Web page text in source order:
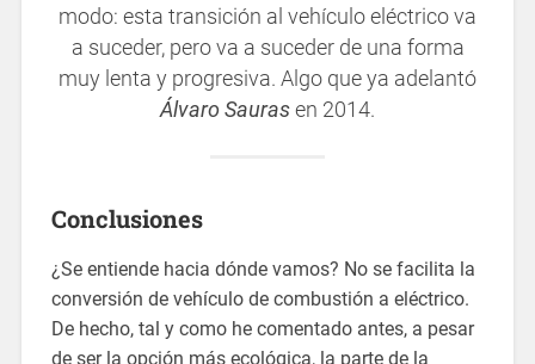
modo: esta transición al vehículo eléctrico va
a suceder, pero va a suceder de una forma
muy lenta y progresiva. Algo que ya adelantó
Álvaro Sauras en 2014.
Conclusiones
¿Se entiende hacia dónde vamos? No se facilita la
conversión de vehículo de combustión a eléctrico.
De hecho, tal y como he comentado antes, a pesar
de ser la opción más ecológica, la parte de la